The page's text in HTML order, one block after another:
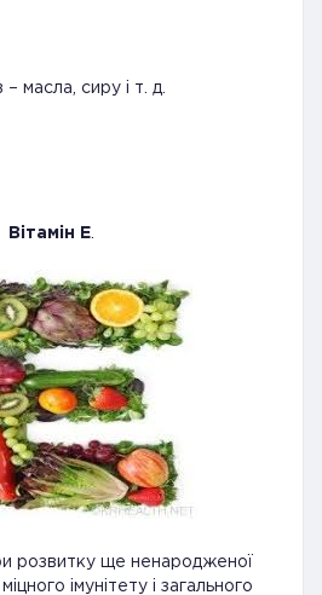
масла, сиру і т. д.
Вітамін Е.
розвитку ще ненародженої
імунітету і загального